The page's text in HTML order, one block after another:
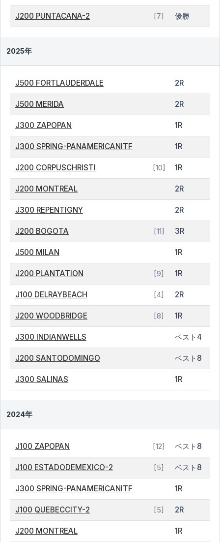
J200 PUNTACANA-2 [7] 優勝
2025年
J500 FORTLAUDERDALE 2R
J500 MERIDA 2R
J300 ZAPOPAN 1R
J300 SPRING-PANAMERICANITF 1R
J200 CORPUSCHRISTI [10] 1R
J200 MONTREAL 2R
J300 REPENTIGNY 2R
J200 BOGOTA [11] 3R
J500 MILAN 1R
J200 PLANTATION [9] 1R
J100 DELRAYBEACH [4] 2R
J200 WOODBRIDGE [8] 1R
J300 INDIANWELLS ベスト4
J200 SANTODOMINGO ベスト8
J300 SALINAS 1R
2024年
J100 ZAPOPAN [12] ベスト8
J100 ESTADODEMEXICO-2 [5] ベスト8
J300 SPRING-PANAMERICANITF 1R
J100 QUEBECCITY-2 [5] 2R
J200 MONTREAL 1R